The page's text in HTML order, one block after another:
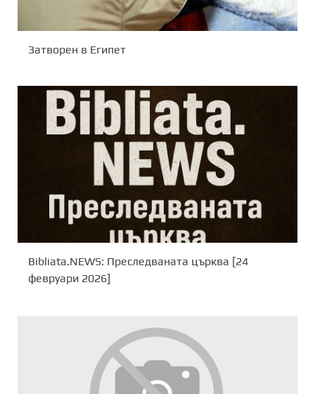
Затворен в Египет
Bibliata.NEWS: Преследваната църква [24
февруари 2026]